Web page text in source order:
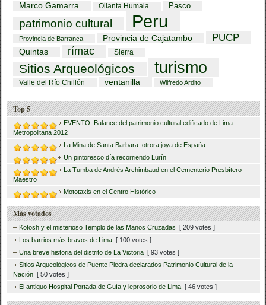
Marco Gamarra Ollanta Humala Pasco
patrimonio cultural Peru
Provincia de Barranca Provincia de Cajatambo PUCP
Quintas rímac Sierra
Sitios Arqueológicos turismo
Valle del Río Chillón ventanilla Wilfredo Ardito
Top 5
EVENTO: Balance del patrimonio cultural edificado de Lima
Metropolitana 2012
La Mina de Santa Barbara: otrora joya de España
Un pintoresco día recorriendo Lurín
La Tumba de Andrés Archimbaud en el Cementerio Presbítero
Maestro
Mototaxis en el Centro Histórico
Más votados
Kotosh y el misterioso Templo de las Manos Cruzadas [ 209 votes ]
Los barrios más bravos de Lima [ 100 votes ]
Una breve historia del distrito de La Victoria [ 93 votes ]
Sitios Arqueológicos de Puente Piedra declarados Patrimonio Cultural de la
Nación [ 50 votes ]
El antiguo Hospital Portada de Guía y leprosorio de Lima [ 46 votes ]